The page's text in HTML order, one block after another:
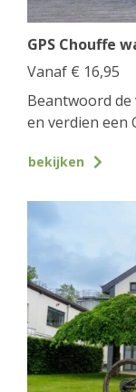
GPS Chouffe
Vanaf € 16,95
Beantwoord
en verdien een
bekijken